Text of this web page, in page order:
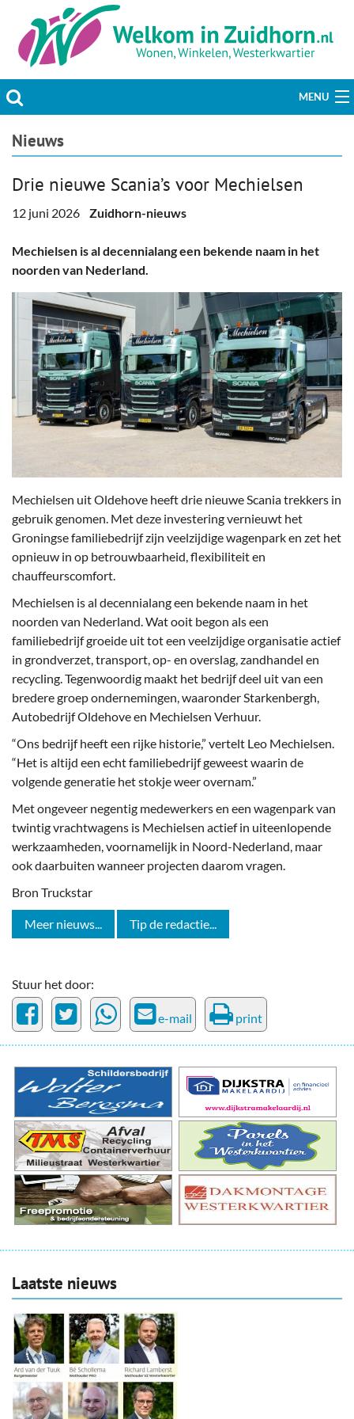
MENU
Actueel
Welzijn & Maatschappij
Bedrijven
Plaats bericht
Nieuws
Drie nieuwe Scania’s voor Mechielsen
12 juni 2026 Zuidhorn-nieuws
Mechielsen is al decennialang een bekende naam in het
noorden van Nederland.
Mechielsen uit Oldehove heeft drie nieuwe Scania trekkers in
gebruik genomen. Met deze investering vernieuwt het
Groningse familiebedrijf zijn veelzijdige wagenpark en zet het
opnieuw in op betrouwbaarheid, flexibiliteit en
chauffeurscomfort.
Mechielsen is al decennialang een bekende naam in het
noorden van Nederland. Wat ooit begon als een
familiebedrijf groeide uit tot een veelzijdige organisatie actief
in grondverzet, transport, op- en overslag, zandhandel en
recycling. Tegenwoordig maakt het bedrijf deel uit van een
bredere groep ondernemingen, waaronder Starkenbergh,
Autobedrijf Oldehove en Mechielsen Verhuur.
“Ons bedrijf heeft een rijke historie,” vertelt Leo Mechielsen.
“Het is altijd een echt familiebedrijf geweest waarin de
volgende generatie het stokje weer overnam.”
Met ongeveer negentig medewerkers en een wagenpark van
twintig vrachtwagens is Mechielsen actief in uiteenlopende
werkzaamheden, voornamelijk in Noord-Nederland, maar
ook daarbuiten wanneer projecten daarom vragen.
Bron Truckstar
Meer nieuws... Tip de redactie...
Stuur het door:
e-mail print
Laatste nieuws